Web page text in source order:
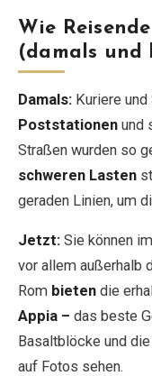
Wie
(damals und
Damals: Kuriere
Poststationen und
Straßen wurden so
schweren Lasten
geraden Linien, um
Jetzt: Sie können
vor allem außerhalb
Rom bieten die
Appia – das beste
Basaltblöcke und
auf Fotos sehen.